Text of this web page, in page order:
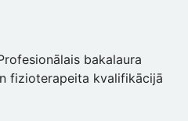
bakalaura
fizioterapeita kvalifikācijā